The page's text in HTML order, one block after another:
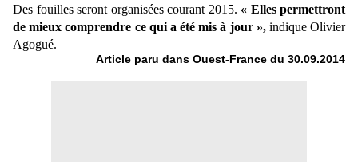
Des fouilles seront organisées courant 2015. « Elles permettront
de mieux comprendre ce qui a été mis à jour »,indique Olivier
Agogué.
Article paru dans Ouest-France du 30.09.2014